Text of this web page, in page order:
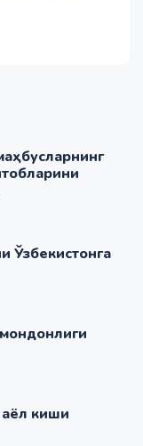
Ўзбекистонга
аёл киши